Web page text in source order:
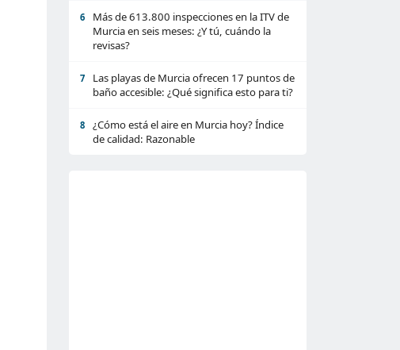
6
Más de 613.800 inspecciones en la ITV de
Murcia en seis meses: ¿Y tú, cuándo la
revisas?
7
Las playas de Murcia ofrecen 17 puntos de
baño accesible: ¿Qué significa esto para ti?
8
¿Cómo está el aire en Murcia hoy? Índice
de calidad: Razonable